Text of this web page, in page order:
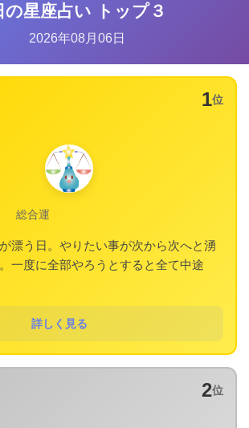
の星座占い トップ３
2026年08月06日
1位
総合運
漂う日。やりたい事が次から次へと湧
一度に全部やろうとすると全て中途
詳しく見る
2位